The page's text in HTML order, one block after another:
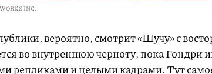
INC.
вероятно, смотрит «Шучу» с
во внутреннюю черноту, пока Гондри
репликами и целыми кадрами. Тут